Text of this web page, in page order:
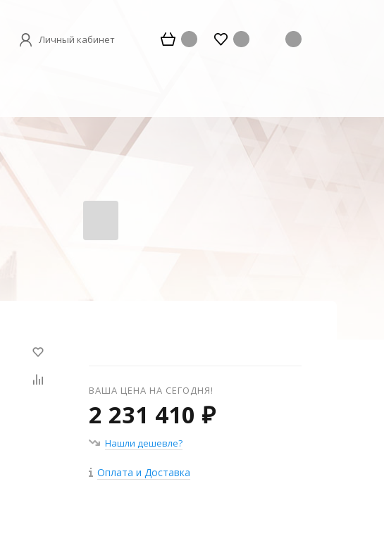
Личный кабинет
ВАША ЦЕНА НА СЕГОДНЯ!
2 231 410 ₽
Нашли дешевле?
Оплата и Доставка